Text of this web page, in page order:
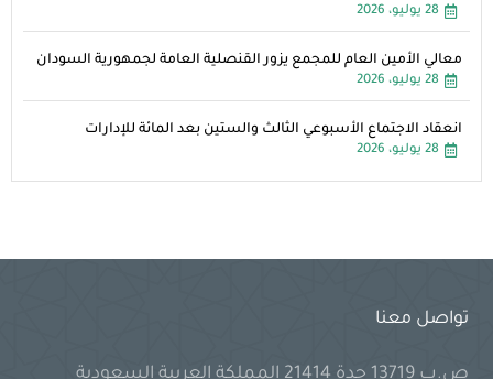
28 يوليو، 2026
معالي الأمين العام للمجمع يزور القنصلية العامة لجمهورية السودان
28 يوليو، 2026
انعقاد الاجتماع الأسبوعي الثالث والستين بعد المائة للإدارات
28 يوليو، 2026
تواصل معنا
ص.ب 13719 جدة 21414 المملكة العربية السعودية